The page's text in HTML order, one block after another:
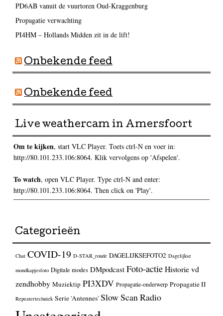
PD6AB vanuit de vuurtoren Oud-Kraggenburg
Propagatie verwachting
PI4HM – Hollands Midden zit in de lift!
Onbekende feed
Onbekende feed
Live weathercam in Amersfoort
Om te kijken, start VLC Player. Toets ctrl-N en voer in:
http://80.101.233.106:8064. Klik vervolgens op 'Afspelen'.
To watch, open VLC Player. Type ctrl-N and enter:
http://80.101.233.106:8064. Then click on 'Play'.
Categorieën
Chat COVID-19 D-STAR_ronde DAGELIJKSEFOTO2 Dagelijkse
mondkapjesfoto Digitale modes DMpodcast Foto-actieHistorie vd
zendhobby Muziektip PI3XDV Propagatie-onderwerp Propagatie II
Repeatertechniek Serie 'Antennes' Slow Scan Radio